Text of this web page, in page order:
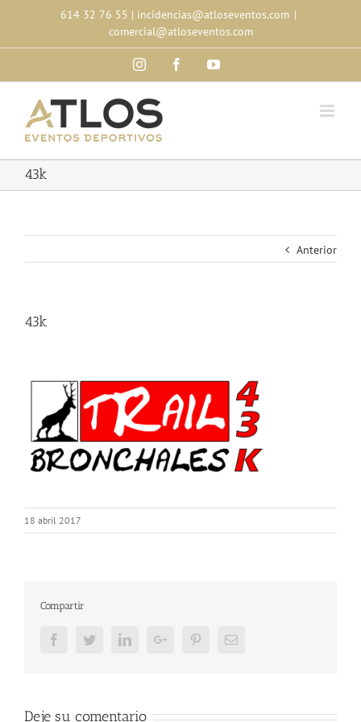
content
614 32 76 55 | incidencias@atloseventos.com |
comercial@atloseventos.com
InstagramFacebookYouTube
43k
Anterior
43k
18 abril 2017
Compartir
FacebookTwitterLinkedInGoogle+ PinterestEmail
Deje su comentario